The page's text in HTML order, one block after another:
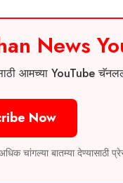
News
आमच्या YouTube
Now
चांगल्या बातम्या देण्यासाठी